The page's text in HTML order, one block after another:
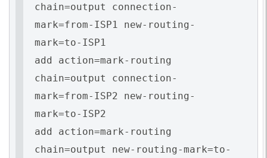
chain=output connection-
mark=from-ISP1 new-routing-
mark=to-ISP1
add action=mark-routing
chain=output connection-
mark=from-ISP2 new-routing-
mark=to-ISP2
add action=mark-routing
chain=output new-routing-mark=to-